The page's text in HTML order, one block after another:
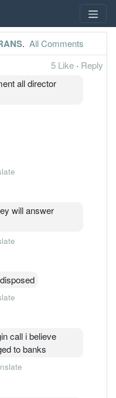
. All Comments
5 Like · Reply
all director
will answer
call i believe
to banks